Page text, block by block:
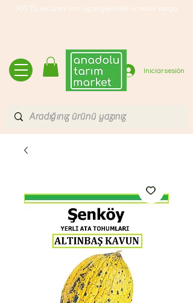
500 TL ve üzeri tüm siparişlerinde ücretsiz kargo
Iniciar sesión